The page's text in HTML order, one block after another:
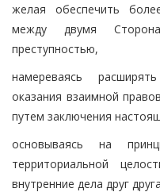
желая обеспечить
между двумя
преступностью,
намереваясь
оказания взаимной
путем заключения
основываясь на
территориальной
внутренние дела друг